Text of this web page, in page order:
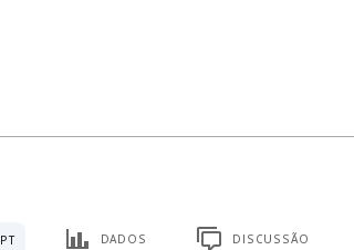
DADOS DISCUSSÃO